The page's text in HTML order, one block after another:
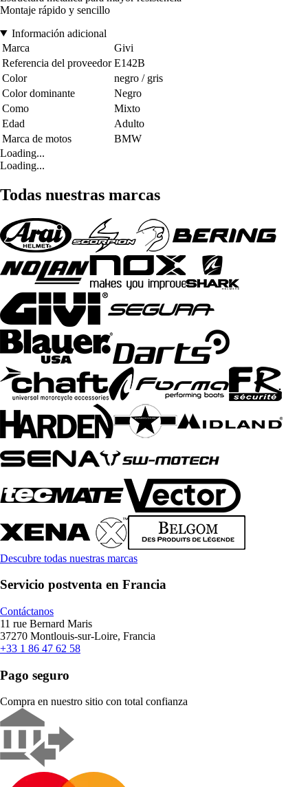
Montaje rápido y sencillo
Información adicional
Marca
Givi
Referencia del proveedor E142B
Color
negro / gris
Color dominante
Negro
Como
Mixto
Edad
Adulto
Marca de motos
BMW
Loading...
Loading...
Todas nuestras marcas
Descubre todas nuestras marcas
Servicio postventa en Francia
Contáctanos
11 rue Bernard Maris
37270 Montlouis-sur-Loire, Francia
+33 1 86 47 62 58
Pago seguro
Compra en nuestro sitio con total confianza